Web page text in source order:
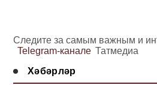
Следите за самым важным и
Telegram-канале Татмедиа
Хәбәрләр